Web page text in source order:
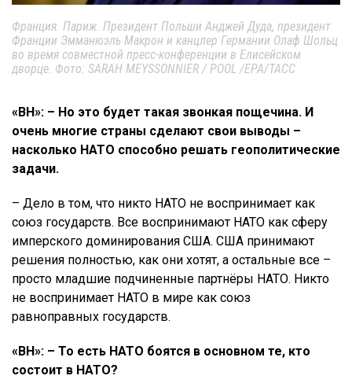
Франция. Париж. Президент Польши Анджей Дуда, президент
Франции Эмманюэль Макрон и канцлер Германии Олаф Шольц
во время совместной пресс-конференции в Елисейском
дворце. Фото: SARAH MEYSSONNIER / POOL /EPA/ТАСС
«ВН»: – Но это будет такая звонкая пощечина. И
очень многие страны сделают свои выводы –
насколько НАТО способно решать геополитические
задачи.
– Дело в том, что никто НАТО не воспринимает как
союз государств. Все воспринимают НАТО как сферу
имперского доминирования США. США принимают
решения полностью, как они хотят, а остальные все –
просто младшие подчиненные партнёры НАТО. Никто
не воспринимает НАТО в мире как союз
равноправных государств.
«ВН»: – То есть НАТО боятся в основном те, кто
состоит в НАТО?